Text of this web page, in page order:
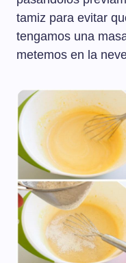
tamiz para evitar
tengamos una
metemos en la